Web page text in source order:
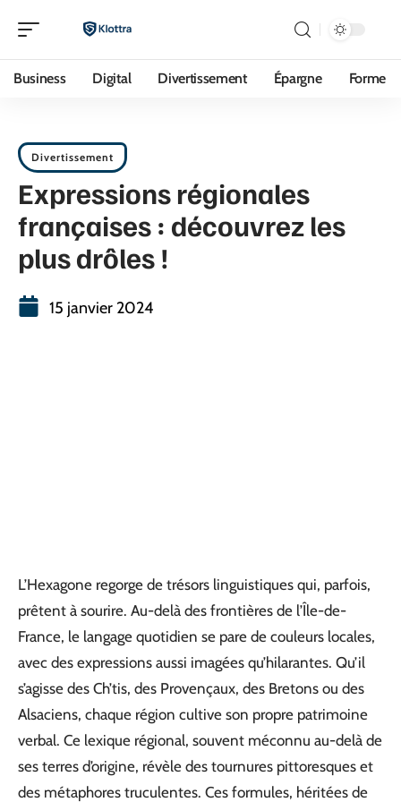
Business Digital Divertissement Épargne Forme
Divertissement
Expressions régionales
françaises : découvrez les
plus drôles !
15 janvier 2024
L’Hexagone regorge de trésors linguistiques qui, parfois,
prêtent à sourire. Au-delà des frontières de l’Île-de-
France, le langage quotidien se pare de couleurs locales,
avec des expressions aussi imagées qu’hilarantes. Qu’il
s’agisse des Ch’tis, des Provençaux, des Bretons ou des
Alsaciens, chaque région cultive son propre patrimoine
verbal. Ce lexique régional, souvent méconnu au-delà de
ses terres d’origine, révèle des tournures pittoresques et
des métaphores truculentes. Ces formules, héritées de